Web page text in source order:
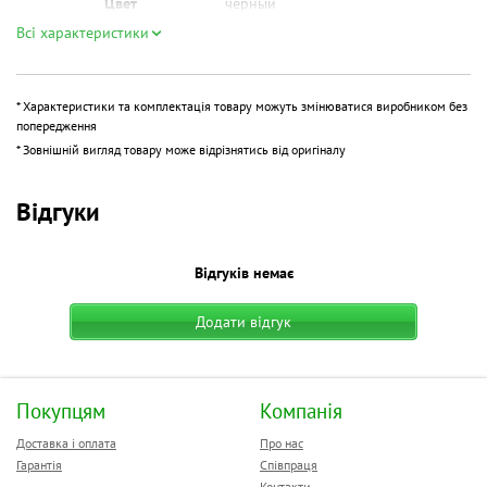
Гарантия, мес
Всі характеристики
* Характеристики та комплектація товару можуть змінюватися виробником без
попередження
* Зовнішній вигляд товару може відрізнятись від оригіналу
Відгуки
Відгуків немає
Додати відгук
Покупцям
Доставка і оплата
Гарантія
Компанія
Про нас
Співпраця